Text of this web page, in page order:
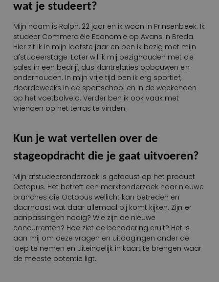
wat je studeert?
Mijn naam is Ralph, 22 jaar en ik woon in Prinsenbeek. Ik
studeer Commerciële Economie op Avans in Breda.
Hier zit ik in mijn laatste jaar en ben ik bezig met mijn
afstudeerstage. Later wil ik mij bezighouden met de
sales in een bedrijf, dus klantrelaties opbouwen en
onderhouden. In mijn vrije tijd ben ik erg sportief,
doordeweeks in de sportschool en in de weekenden
op het voetbalveld. Verder ben ik ook vaak met
vrienden op het terras te vinden.
Kun je wat vertellen over de
stageopdracht die je gaat uitvoeren?
Mijn afstudeeronderzoek is gefocust op het product
Octopus. Het betreft een marktonderzoek naar nieuwe
branches die Octopus wellicht kan betreden en
daarnaast wat daar allemaal bij komt kijken. Zijn er
aanpassingen nodig? Wie zijn de nieuwe
concurrenten? Hoe ziet de benadering eruit? Het is
aan mij om deze vragen en uitdagingen onder de
loep te nemen en uiteindelijk in kaart te brengen waar
de meeste potentie ligt.